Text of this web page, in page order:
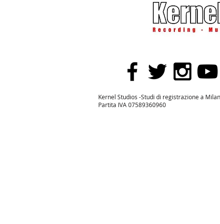
Kernel Studios -Studi di registrazione a
Partita IVA 07589360960